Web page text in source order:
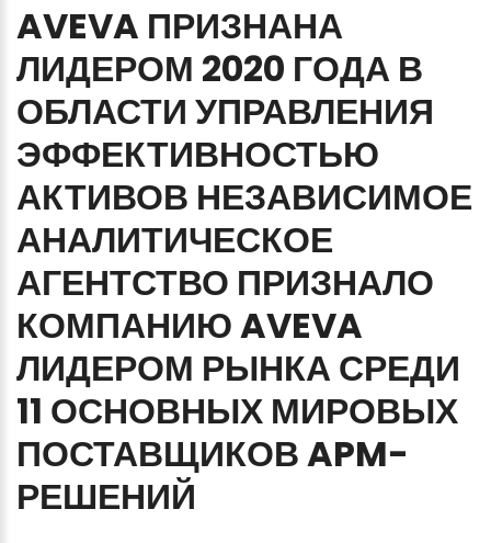
AVEVA ПРИЗНАНА
ЛИДЕРОМ 2020 ГОДА В
ОБЛАСТИ УПРАВЛЕНИЯ
ЭФФЕКТИВНОСТЬЮ
АКТИВОВ НЕЗАВИСИМОЕ
АНАЛИТИЧЕСКОЕ
АГЕНТСТВО ПРИЗНАЛО
КОМПАНИЮAVEVA
ЛИДЕРОМ РЫНКА СРЕДИ
11 ОСНОВНЫХ МИРОВЫХ
ПОСТАВЩИКОВAPM-
РЕШЕНИЙ